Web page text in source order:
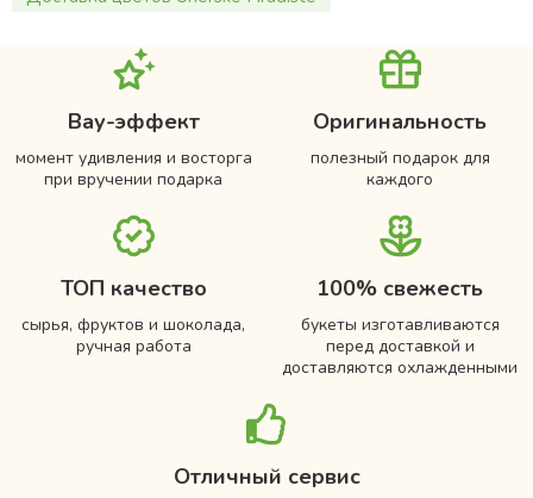
Вау-эффект
момент удивления и восторга
при вручении подарка
Оригинальность
полезный подарок для
каждого
ТОП качество
сырья, фруктов и шоколада,
ручная работа
100% свежесть
букеты изготавливаются
перед доставкой и
доставляются охлажденными
Отличный сервис